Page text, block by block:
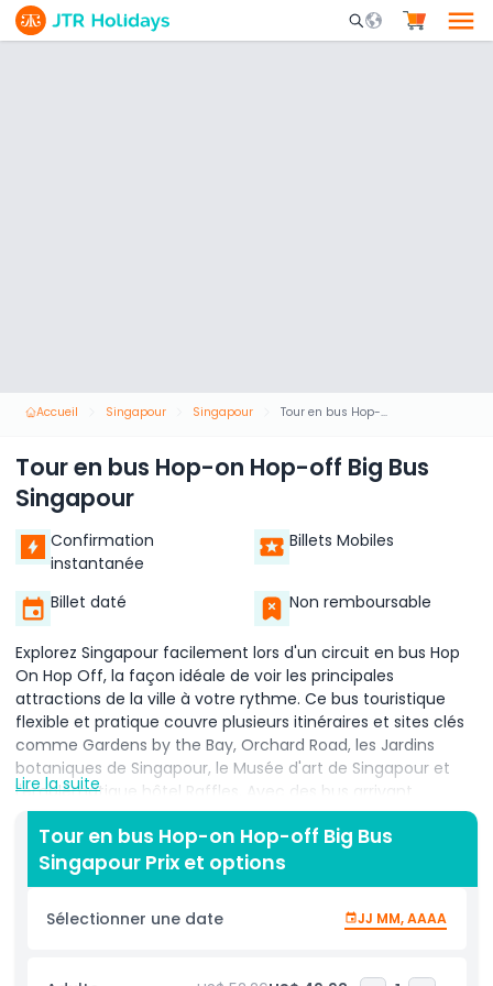
Mobile Search
Accueil Singapour Singapour Tour en bus Hop-on Hop-off Big Bus Singapour
Tour en bus Hop-on Hop-off Big Bus
Singapour
Confirmation
instantanée
Billets Mobiles
Billet daté Non remboursable
Explorez Singapour facilement lors d'un circuit en bus Hop
On Hop Off, la façon idéale de voir les principales
attractions de la ville à votre rythme. Ce bus touristique
flexible et pratique couvre plusieurs itinéraires et sites clés
comme Gardens by the Bay, Orchard Road, les Jardins
botaniques de Singapour, le Musée d'art de Singapour et
l'emblématique hôtel Raffles. Avec des bus arrivant
régulièrement à divers arrêts, vous pouvez monter et
descendre aussi souvent que vous le souhaitez pour
profiter pleinement de chaque lieu. Que vous soyez
intéressé par le shopping, la nature, l'histoire ou la culture,
ce circuit vous permet d'explorer la Cité du Lion à votre
guise. La visite comprend des audioguides en plusieurs
la riche histoire de Singapour, sa culture diversifiée et ses
Lire la suite
Tour en bus Hop-on Hop-off Big Bus
Singapour Prix et options
Sélectionner une date JJ MM, AAAA